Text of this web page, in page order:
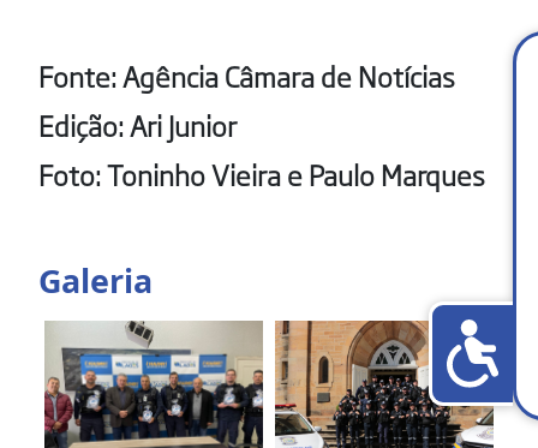
Fonte: Agência Câmara de Notícias
Edição: Ari Junior
Foto: Toninho Vieira e Paulo Marques
Galeria